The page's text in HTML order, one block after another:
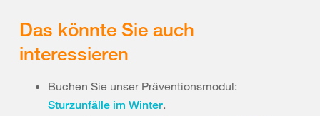
Das könnte Sie auch
interessieren
Buchen Sie unser Präventionsmodul:
Sturzunfälle im Winter.